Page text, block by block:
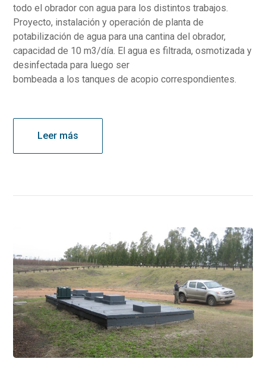
todo el obrador con agua para los distintos trabajos.
Proyecto, instalación y operación de planta de
potabilización de agua para una cantina del obrador,
capacidad de 10 m3/día. El agua es filtrada, osmotizada y
desinfectada para luego ser
bombeada a los tanques de acopio correspondientes.
Leer más